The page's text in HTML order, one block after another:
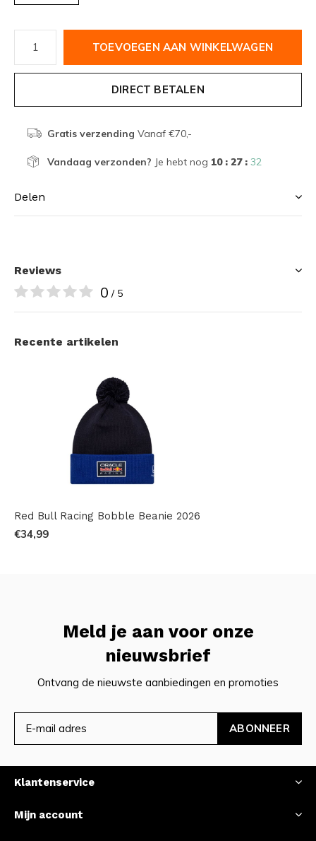
TOEVOEGEN AAN WINKELWAGEN
DIRECT BETALEN
Gratis verzending Vanaf €70,-
Vandaag verzonden? Je hebt nog 10 : 27 : 32
Delen
Reviews
0 / 5
Recente artikelen
Red Bull Racing Bobble Beanie 2026
€34,99
Meld je aan voor onze
nieuwsbrief
Ontvang de nieuwste aanbiedingen en promoties
ABONNEER
Klantenservice
Mijn account